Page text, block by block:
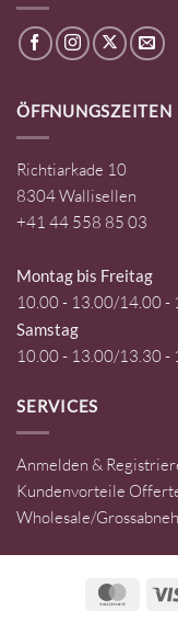
ÖFFNUNGSZEITEN
Richtiarkade 10
8304 Wallisellen
+41 44 558 85 03
Montag bis Freitag
10.00 - 13.00/14.00 -
Samstag
10.00 - 13.00/13.30 -
SERVICES
Anmelden &
Kundenvorteile
Wholesale/